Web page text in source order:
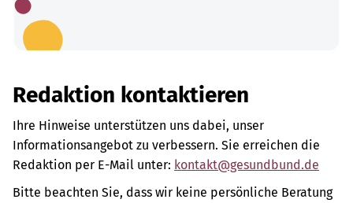
Redaktion kontaktieren
Ihre Hinweise unterstützen uns dabei, unser
Informationsangebot zu verbessern. Sie erreichen die
Redaktion per E-Mail unter: kontakt@gesundbund.de
Bitte beachten Sie, dass wir keine persönliche Beratung